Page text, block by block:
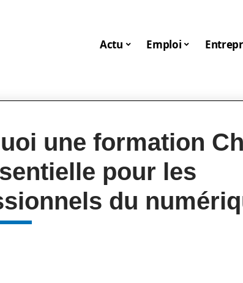
Actu Emploi
une formation
pour les
du